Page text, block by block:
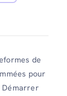
de
pour
Démarrer